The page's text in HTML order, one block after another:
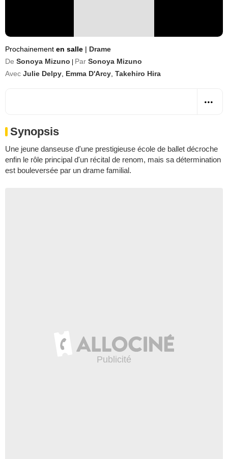
Prochainement en salle | Drame
De Sonoya Mizuno Par Sonoya Mizuno
Avec Julie Delpy Emma D'Arcy Takehiro Hira
Synopsis
Une jeune danseuse d'une prestigieuse école de ballet décroche
enfin le rôle principal d'un récital de renom, mais sa détermination
est bouleversée par un drame familial.